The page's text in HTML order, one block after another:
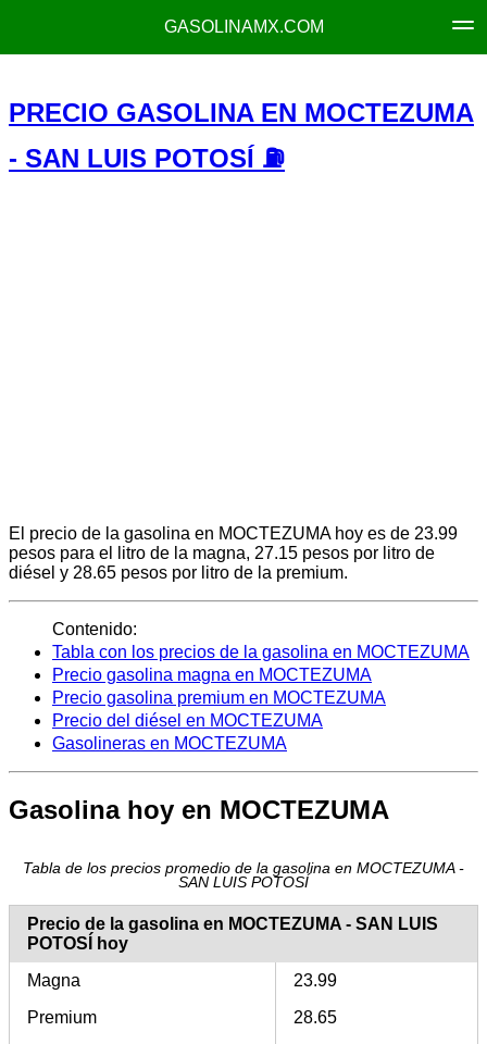
GASOLINAMX.COM
PRECIO GASOLINA EN MOCTEZUMA
- SAN LUIS POTOSÍ ⛽
El precio de la gasolina en MOCTEZUMA hoy es de 23.99
pesos para el litro de la magna, 27.15 pesos por litro de
diésel y 28.65 pesos por litro de la premium.
Contenido:
Tabla con los precios de la gasolina en MOCTEZUMA
Precio gasolina magna en MOCTEZUMA
Precio gasolina premium en MOCTEZUMA
Precio del diésel en MOCTEZUMA
Gasolineras en MOCTEZUMA
Gasolina hoy en MOCTEZUMA
Tabla de los precios promedio de la gasolina en MOCTEZUMA -
SAN LUIS POTOSÍ
Precio de la gasolina en MOCTEZUMA - SAN LUIS
POTOSÍ hoy
Magna
23.99
Premium
28.65